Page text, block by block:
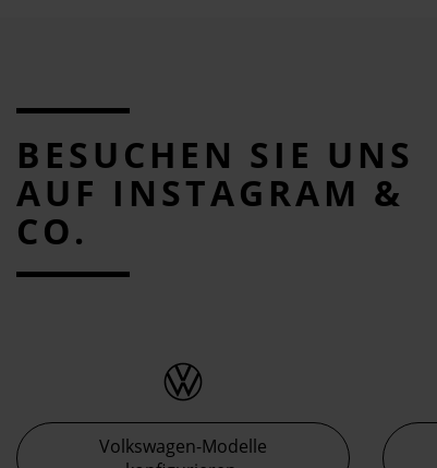
BESUCHEN SIE UNS
AUF INSTAGRAM &
CO.
Volkswagen-Modelle